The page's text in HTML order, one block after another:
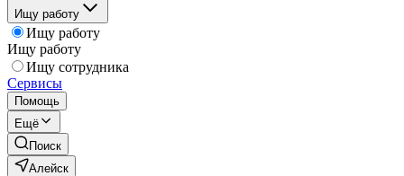
Ищу работу
Ищу работу
Ищу работу
Ищу сотрудника
Сервисы
Помощь
Ещё
Поиск
Алейск